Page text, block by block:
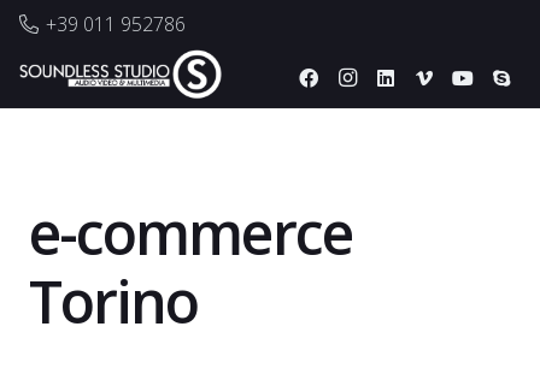
+39 011 952786
e-commerce
Torino